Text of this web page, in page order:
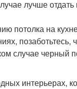
лучше
потолка на
случае черный